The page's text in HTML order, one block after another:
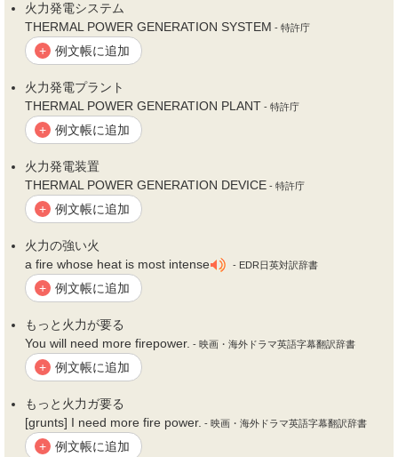
火力発電システム
THERMAL POWER GENERATION SYSTEM - 特許庁
+ 例文帳に追加
火力発電プラント
THERMAL POWER GENERATION PLANT - 特許庁
+ 例文帳に追加
火力発電装置
THERMAL POWER GENERATION DEVICE - 特許庁
+ 例文帳に追加
火力の強い火
a fire whose heat is most intense
- EDR日英対訳辞書
+ 例文帳に追加
もっと 火力が要る
You will need more firepower. - 映画・海外ドラマ英語字幕翻訳辞書
+ 例文帳に追加
もっと 火力ガ要る
[grunts] I need more fire power. - 映画・海外ドラマ英語字幕翻訳辞書
+ 例文帳に追加